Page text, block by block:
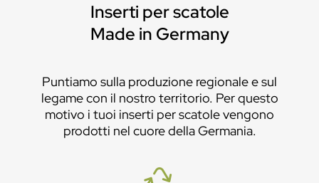
Inserti per scatole
Made in Germany
Puntiamo sulla produzione regionale e sul
legame con il nostro territorio. Per questo
motivo i tuoi inserti per scatole vengono
prodotti nel cuore della Germania.